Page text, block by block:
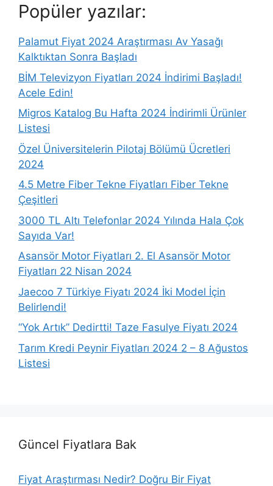
Popüler yazılar:
Palamut Fiyat 2024 Araştırması Av Yasağı
Kalktıktan Sonra Başladı
BİM Televizyon Fiyatları 2024 İndirimi Başladı!
Acele Edin!
Migros Katalog Bu Hafta 2024 İndirimli Ürünler
Listesi
Özel Üniversitelerin Pilotaj Bölümü Ücretleri
2024
4.5 Metre Fiber Tekne Fiyatları Fiber Tekne
Çeşitleri
3000 TL Altı Telefonlar 2024 Yılında Hala Çok
Sayıda Var!
Asansör Motor Fiyatları 2. El Asansör Motor
Fiyatları 22 Nisan 2024
Jaecoo 7 Türkiye Fiyatı 2024 İki Model İçin
Belirlendi!
“Yok Artık” Dedirtti! Taze Fasulye Fiyatı 2024
Tarım Kredi Peynir Fiyatları 2024 2 – 8 Ağustos
Listesi
Güncel Fiyatlara Bak
Fiyat Araştırması Nedir? Doğru Bir Fiyat